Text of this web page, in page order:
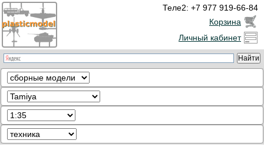
Теле2: +7 977 919-66-84
Корзина
Личный кабинет